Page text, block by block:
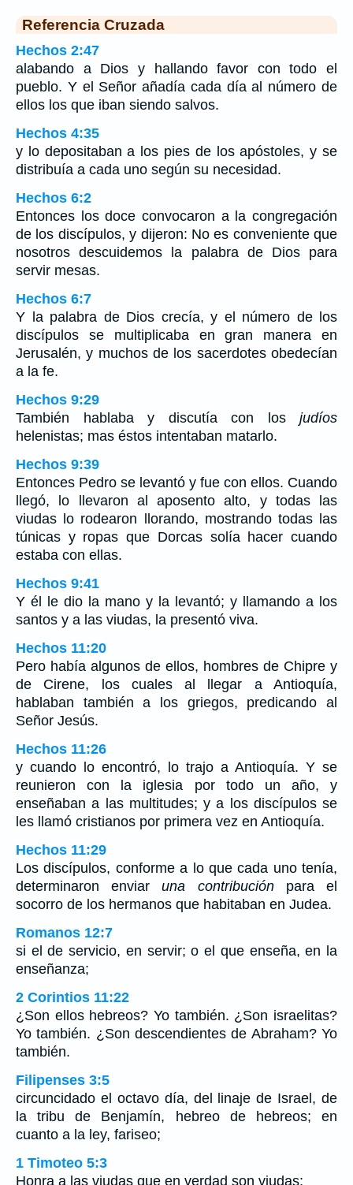
Referencia Cruzada
Hechos 2:47
alabando a Dios y hallando favor con todo el
pueblo. Y el Señor añadía cada día al número de
ellos los que iban siendo salvos.
Hechos 4:35
y lo depositaban a los pies de los apóstoles, y se
distribuía a cada uno según su necesidad.
Hechos 6:2
Entonces los doce convocaron a la congregación
de los discípulos, y dijeron: No es conveniente que
nosotros descuidemos la palabra de Dios para
servir mesas.
Hechos 6:7
Y la palabra de Dios crecía, y el número de los
discípulos se multiplicaba en gran manera en
Jerusalén, y muchos de los sacerdotes obedecían
a la fe.
Hechos 9:29
También hablaba y discutía con los judíos
helenistas; mas éstos intentaban matarlo.
Hechos 9:39
Entonces Pedro se levantó y fue con ellos. Cuando
llegó, lo llevaron al aposento alto, y todas las
viudas lo rodearon llorando, mostrando todas las
túnicas y ropas que Dorcas solía hacer cuando
estaba con ellas.
Hechos 9:41
Y él le dio la mano y la levantó; y llamando a los
santos y a las viudas, la presentó viva.
Hechos 11:20
Pero había algunos de ellos, hombres de Chipre y
de Cirene, los cuales al llegar a Antioquía,
hablaban también a los griegos, predicando al
Señor Jesús.
Hechos 11:26
y cuando lo encontró, lo trajo a Antioquía. Y se
reunieron con la iglesia por todo un año, y
enseñaban a las multitudes; y a los discípulos se
les llamó cristianos por primera vez en Antioquía.
Hechos 11:29
Los discípulos, conforme a lo que cada uno tenía,
determinaron enviaruna contribuciónpara el
socorro de los hermanos que habitaban en Judea.
Romanos 12:7
si el de servicio, en servir; o el que enseña, en la
enseñanza;
2 Corintios 11:22
¿Son ellos hebreos? Yo también. ¿Son israelitas?
Yo también. ¿Son descendientes de Abraham? Yo
también.
Filipenses 3:5
circuncidado el octavo día, del linaje de Israel, de
la tribu de Benjamín, hebreo de hebreos; en
cuanto a la ley, fariseo;
1 Timoteo 5:3
Honra a las viudas que en verdad son viudas;